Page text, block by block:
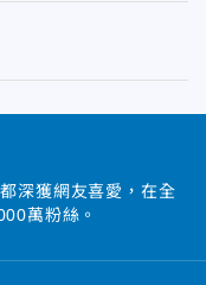
深獲網友喜愛，在全
萬粉絲。